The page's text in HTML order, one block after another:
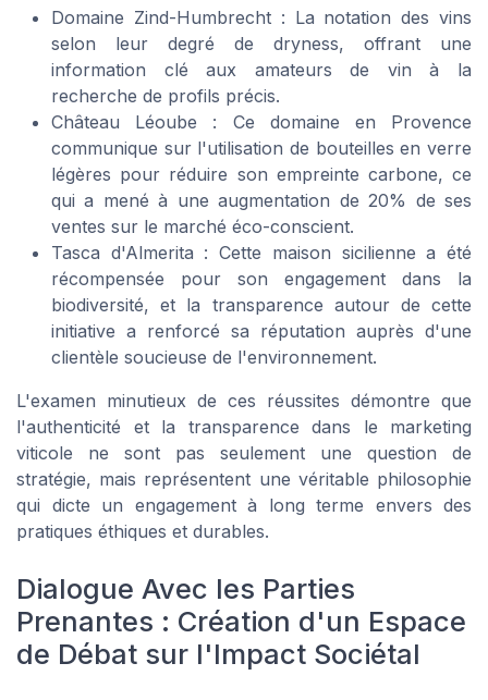
Domaine Zind-Humbrecht : La notation des vins
selon leur degré de dryness, offrant une
information clé aux amateurs de vin à la
recherche de profils précis.
Château Léoube : Ce domaine en Provence
communique sur l'utilisation de bouteilles en verre
légères pour réduire son empreinte carbone, ce
qui a mené à une augmentation de 20% de ses
ventes sur le marché éco-conscient.
Tasca d'Almerita : Cette maison sicilienne a été
récompensée pour son engagement dans la
biodiversité, et la transparence autour de cette
initiative a renforcé sa réputation auprès d'une
clientèle soucieuse de l'environnement.
L'examen minutieux de ces réussites démontre que
l'authenticité et la transparence dans le marketing
viticole ne sont pas seulement une question de
stratégie, mais représentent une véritable philosophie
qui dicte un engagement à long terme envers des
pratiques éthiques et durables.
Dialogue Avec les Parties
Prenantes : Création d'un Espace
de Débat sur l'Impact Sociétal